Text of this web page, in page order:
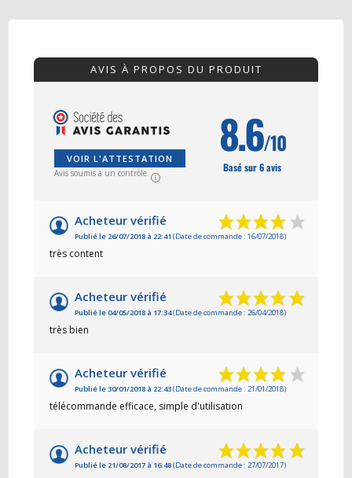
AVIS À PROPOS DU PRODUIT
VOIR L'ATTESTATION
Avis soumis à un contrôle
8.6/10
Basé sur 6 avis
Acheteur vérifié
Publié le 26/07/2018 à 22:41 (Date de commande : 16/07/2018)
très content
Acheteur vérifié
Publié le 04/05/2018 à 17:34(Date de commande : 26/04/2018)
très bien
Acheteur vérifié
Publié le 30/01/2018 à 22:43(Date de commande : 21/01/2018)
télécommande efficace, simple d'utilisation
Acheteur vérifié
Publié le 21/08/2017 à 16:48(Date de commande : 27/07/2017)